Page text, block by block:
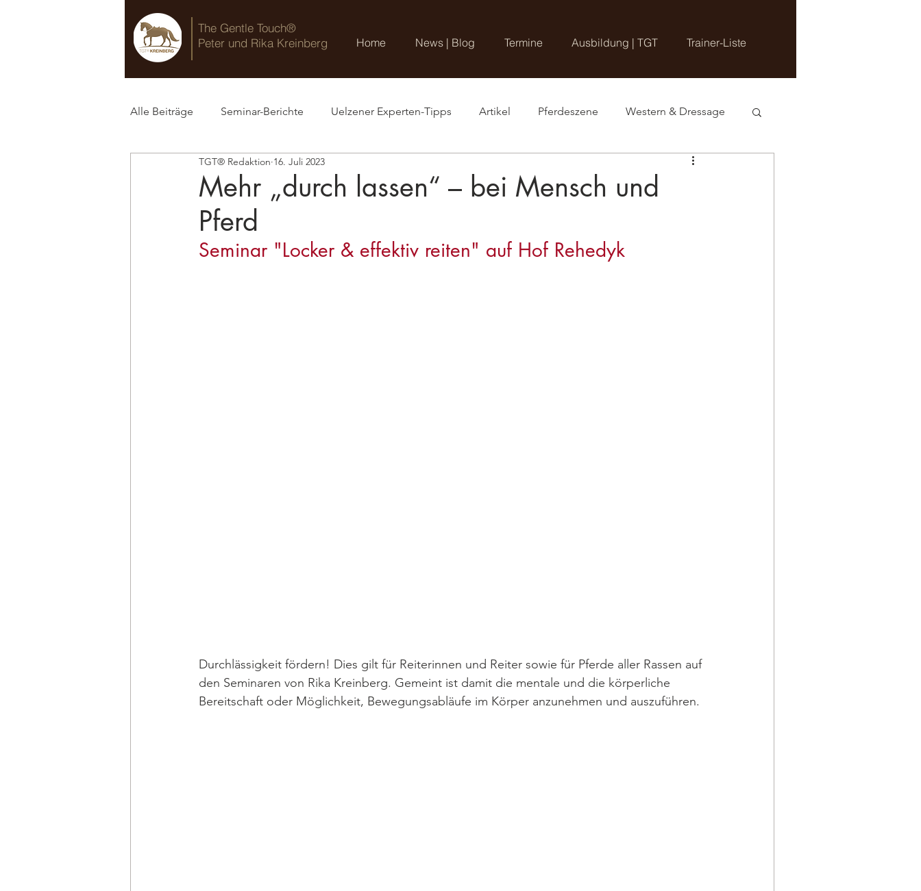
The Gentle Touch®
Peter und Rika Kreinberg
Home News | Blog Termine Ausbildung | TGT Trainer-Liste
Alle Beiträge Seminar-Berichte Uelzener Experten-Tipps Artikel Pferdeszene Western & Dressage
TGT® Blog
Mehr „durch lassen“ – bei Mensch und
Pferd
TGT® Redaktion 16. Juli 2023
Seminar "Locker & effektiv reiten" auf Hof Rehedyk
Durchlässigkeit fördern! Dies gilt für Reiterinnen und Reiter sowie für Pferde aller Rassen auf
den Seminaren von Rika Kreinberg. Gemeint ist damit die mentale und die körperliche
Bereitschaft oder Möglichkeit, Bewegungsabläufe im Körper anzunehmen und auszuführen.